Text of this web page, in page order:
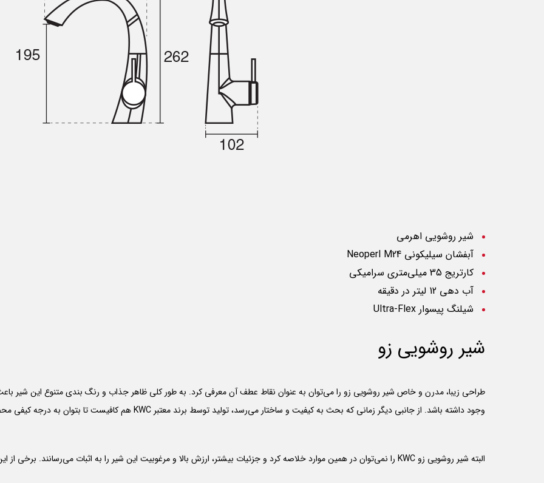
شیر روشویی اهرمی
آبفشان سیلیکونی Neoperl M24
کارتریج 35 میلی‌متری سرامیکی
آب دهی 12 لیتر در دقیقه
شیلنگ پیسوار Ultra-Flex
شیر روشویی زو
طراحی زیبا، مدرن و خاص شیر روشویی زو را می‌توان به عنوان نقاط عطف آن معرفی کرد. به طور کلی ظاهر جذاب و رنگ بندی متنوع این شیر
وجود داشته باشد. از جانبی دیگر زمانی که بحث به کیفیت و ساختار می‌رسد، تولید توسط برند معتبر KWC هم کافیست تا بتوان به درجه کیفی محصول اعتماد کامل داشت.
البته شیر روشویی زو KWC را نمی‌توان در همین موارد خلاصه کرد و جزئیات بیشتر، ارزش بالا و مرغوبیت این شیر را به اثبات می‌رسانند. برخی از این جزئیات به شرح زیر هستند: